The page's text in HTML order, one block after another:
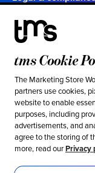
Politique de
Conditions d’utilisation
Vos choix en matière
Cookie settings
Ethical & social
Notre position contre
Politique d’inclusion
tms Cookie
The Marketing Store
partners use cookies,
website to enable
purposes, including
advertisements, and
agree to the storing of
more, read ourPrivacy